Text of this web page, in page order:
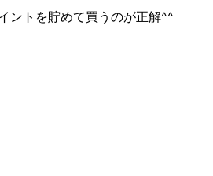
トを貯めて買うのが正解^^